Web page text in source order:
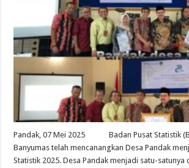
Pandak, 07 Mei 2025 Badan Pusat Statistik
Banyumas telah mencanangkan Desa Pandak
Statistik 2025. Desa Pandak menjadi satu-satunya